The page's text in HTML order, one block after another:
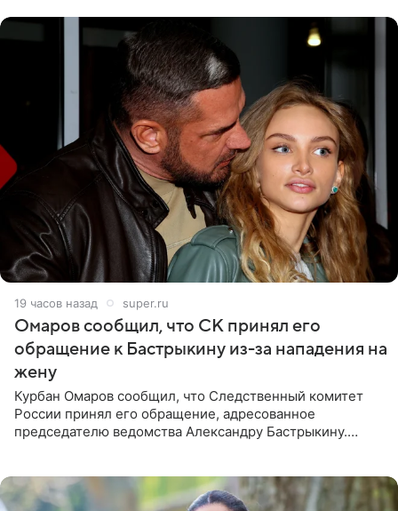
19 часов назад super.ru
Омаров сообщил, что СК принял его
обращение к Бастрыкину из-за нападения на
жену
Курбан Омаров сообщил, что Следственный комитет
России принял его обращение, адресованное
председателю ведомства Александру Бастрыкину.